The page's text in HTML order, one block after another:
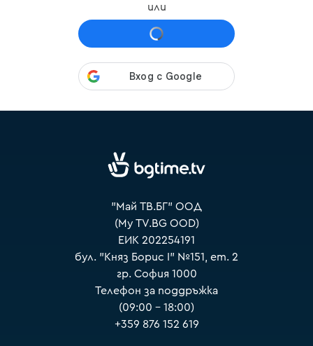
или
"Май ТВ.БГ" ООД
(My TV.BG OOD)
ЕИК 202254191
бул. "Княз Борис I" №151, ет. 2
гр. София 1000
Телефон за поддръжка
(09:00 – 18:00)
+359 876 152 619